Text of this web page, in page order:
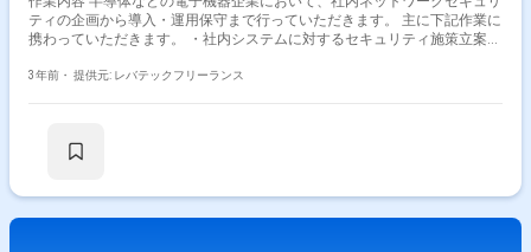
ティの企画から導入・運用保守まで行っていただきます。 主に下記作業に
携わっていただきます。 ・社内システムに対するセキュリティ施策立案、
守状況の確認 ・セキュリティシステムの管理、運用 ・情報セキュリティ
3年前・ 提供元: レバテックフリーランス